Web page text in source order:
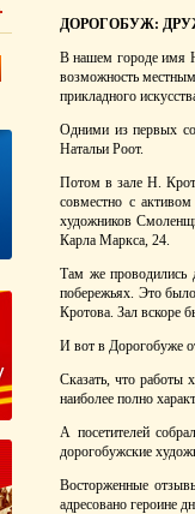
ДОРОГОБУЖ:
В нашем городе имя
возможность
прикладного
Одними из первых со
Натальи Роот.
Потом в зале Н.
совместно с
художников
Карла Маркса, 24.
Там же проводились
побережьях. Это
Кротова. Зал вскоре
И вот в Дорогобуже
Сказать, что работы
наиболее полно
А посетителей
дорогобужские
Восторженные
адресовано героине